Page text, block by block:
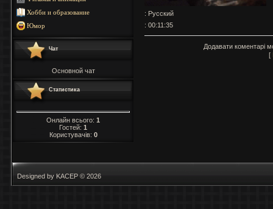
Хобби и образование
Юмор
Чат
Основной чат
Статистика
Онлайн всього: 1
Гостей: 1
Користувачів: 0
: Русский
: 00:11:35
Додавати коментарі
[
Designed by KACEP © 2026